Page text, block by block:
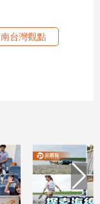
南台灣觀點